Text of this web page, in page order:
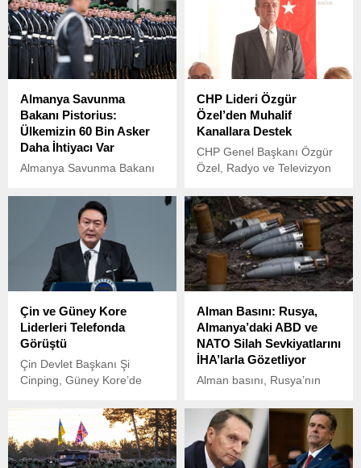
Almanya Savunma
Bakanı Pistorius:
Ülkemizin 60 Bin Asker
Daha İhtiyacı Var
Almanya Savunma Bakanı
savunma kapasitesini
artırma hedefleri
doğrultusunda ülkesinin
yaklaşık 50 ila 60 bin ilave
askere ihtiyaç duyduğunu
açıkladı.
CHP Lideri Özgür
Özel’den Muhalif
Kanallara Destek
CHP Genel Başkanı Özgür
Özel, Radyo ve Televizyon
İstanbul Büyükşehir
Belediye Başkanı Ekrem
İmamoğlu’na yönelik
operasyonun ardından
muhalif kanallara verdiği
cezalara tepki gösterdi.
Çin ve Güney Kore
Liderleri Telefonda
Görüştü
Çin Devlet Başkanı Şi
Cinping, Güney Kore’de
Başkanı Lee Jae-myung ile
telefonda görüştü.
Alman Basını: Rusya,
Almanya’daki ABD ve
NATO Silah Sevkiyatlarını
İHA’larla Gözetliyor
Alman basını, Rusya’nın
sevkiyatlarını takip etmek
amacıyla Almanya dahil
Avrupa ülkelerindeki askeri
nakliye rotalarını sistematik